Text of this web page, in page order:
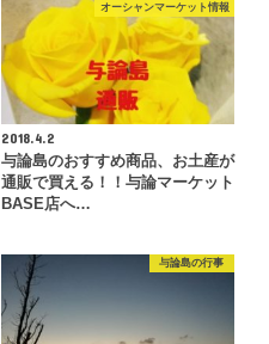
オーシャンマーケット情報
2018.4.2
与論島のおすすめ商品、お土産が
通販で買える！！与論マーケット
BASE店へ…
与論島の行事